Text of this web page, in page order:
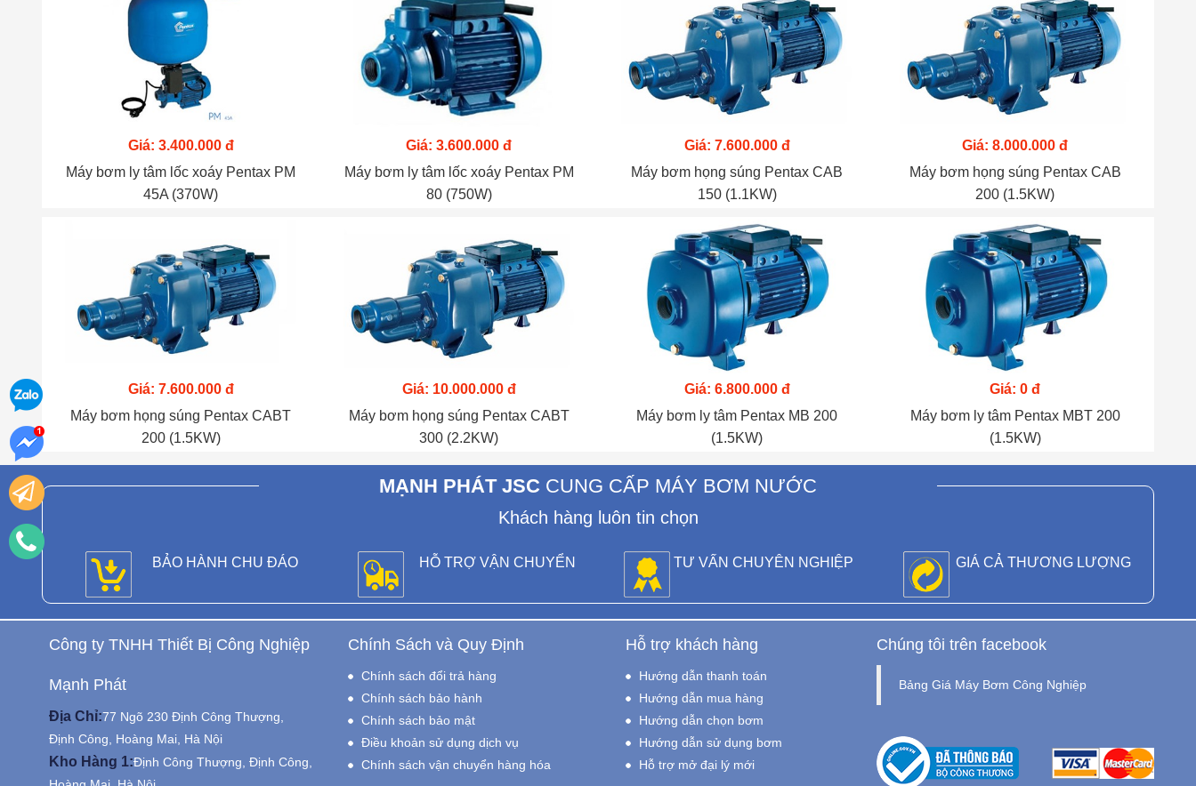
Giá: 3.400.000 đ
Máy bơm ly tâm lốc xoáy Pentax PM
45A (370W)
Giá: 3.600.000 đ
Máy bơm ly tâm lốc xoáy Pentax PM
80 (750W)
Giá: 7.600.000 đ
Máy bơm họng súng Pentax CAB
150 (1.1KW)
Giá: 8.000.000 đ
Máy bơm họng súng Pentax CAB
200 (1.5KW)
Giá: 7.600.000 đ
Máy bơm họng súng Pentax CABT
200 (1.5KW)
Giá: 10.000.000 đ
Máy bơm họng súng Pentax CABT
300 (2.2KW)
Giá: 6.800.000 đ
Máy bơm ly tâm Pentax MB 200
(1.5KW)
Giá: 0 đ
Máy bơm ly tâm Pentax MBT 200
(1.5KW)
MẠNH PHÁT JSC CUNG CẤP MÁY BƠM NƯỚC
Khách hàng luôn tin chọn
BẢO HÀNH CHU ĐÁO HỖ TRỢ VẬN CHUYỂN TƯ VẤN CHUYÊN NGHIỆP GIÁ CẢ THƯƠNG LƯỢNG
Công ty TNHH Thiết Bị Công Nghiệp
Mạnh Phát
Địa Chỉ:77 Ngõ 230 Định Công Thượng,
Định Công, Hoàng Mai, Hà Nội
Kho Hàng 1:Định Công Thượng, Định Công,
Chính Sách và Quy Định
Chính sách đổi trả hàng
Chính sách bảo hành
Chính sách bảo mật
Điều khoản sử dụng dịch vụ
Chính sách vận chuyển hàng hóa
Hỗ trợ khách hàng
Hướng dẫn thanh toán
Hướng dẫn mua hàng
Hướng dẫn chọn bơm
Hướng dẫn sử dụng bơm
Hỗ trợ mở đại lý mới
Chúng tôi trên facebook
Bảng Giá Máy Bơm Công Nghiệp